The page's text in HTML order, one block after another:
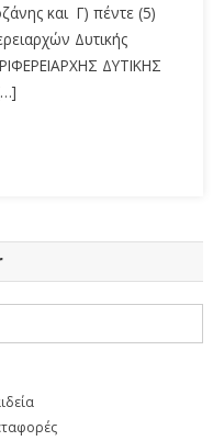
και Γ) πέντε (5)
Δυτικής
ΔΥΤΙΚΗΣ